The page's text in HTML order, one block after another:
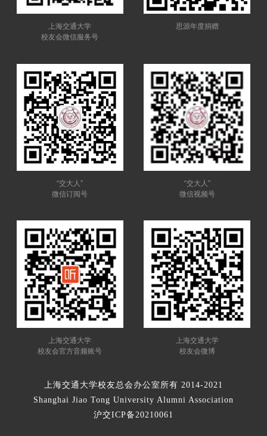
上海交通大学
校友会微信服务号
思源年度捐赠
“交大人”
微信订阅号
“交大人”
微信视频号
上海交通大学
校友会官方音频账号
上海交通大学
校友会微博
上海交通大学校友总会办公室所有 2014-2021
Shanghai Jiao Tong University Alumni Association
沪交ICP备20210061